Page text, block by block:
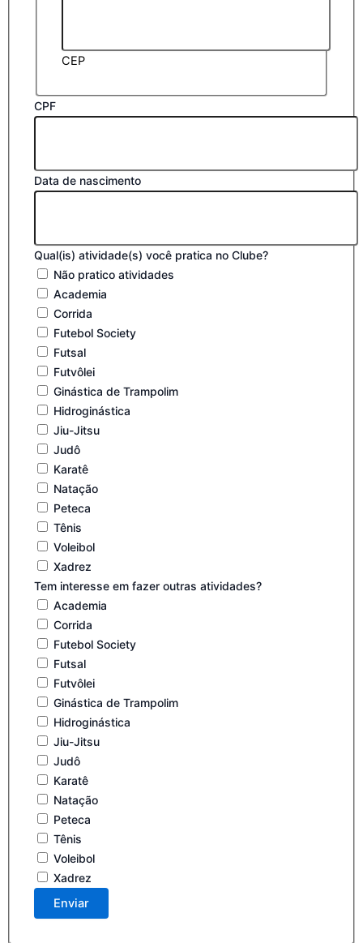
CEP
CPF
Data de nascimento
Qual(is) atividade(s) você pratica no Clube?
Não pratico atividades
Academia
Corrida
Futebol Society
Futsal
Futvôlei
Ginástica de Trampolim
Hidroginástica
Jiu-Jitsu
Judô
Karatê
Natação
Peteca
Tênis
Voleibol
Xadrez
Tem interesse em fazer outras atividades?
Academia
Corrida
Futebol Society
Futsal
Futvôlei
Ginástica de Trampolim
Hidroginástica
Jiu-Jitsu
Judô
Karatê
Natação
Peteca
Tênis
Voleibol
Xadrez
Enviar